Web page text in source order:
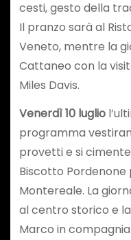
cesti, gesto della
Il pranzo sarà al
Veneto, mentre la
Cattaneo con la
Miles Davis.
Venerdì 10 luglio
programma
provetti e si
Biscotto Pordenone
Montereale. La
al centro storico e
Marco in